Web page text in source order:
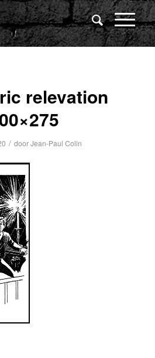
relevation
/ doorJean-Paul Colin